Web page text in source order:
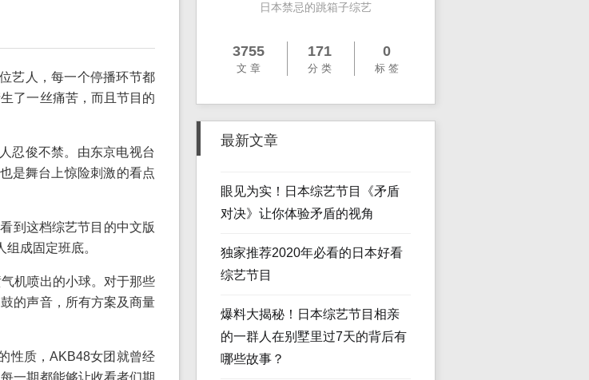
艺人，每一个停播环节都
了一丝痛苦，而且节目的
忍俊不禁。由东京电视台
是舞台上惊险刺激的看点
到这档综艺节目的中文版
成固定班底。
机喷出的小球。对于那些
的声音，所有方案及商量
性质，AKB48女团就曾经
一期都能够让收看者们期
日本禁忌的跳箱子综艺
3755
文 章
171
分 类
0
标 签
最新文章
眼见为实！日本综艺节目《矛盾
对决》让你体验矛盾的视角
独家推荐2020年必看的日本好看
综艺节目
爆料大揭秘！日本综艺节目相亲
的一群人在别墅里过7天的背后有
哪些故事？